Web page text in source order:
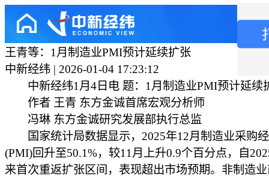
王青等：1月制造业PMI预计延续扩张
中新经纬 | 2026-01-04 17:23:12
中新经纬1月4日电 题：1月制造业PMI预计延续
作者 王青 东方金诚首席宏观分析师
冯琳 东方金诚研究发展部执行总监
国家统计局数据显示，2025年12月制造业采购
(PMI)回升至50.1%，较11月上升0.9个百分点，自
来首次重返扩张区间，表现超出市场预期。非制造